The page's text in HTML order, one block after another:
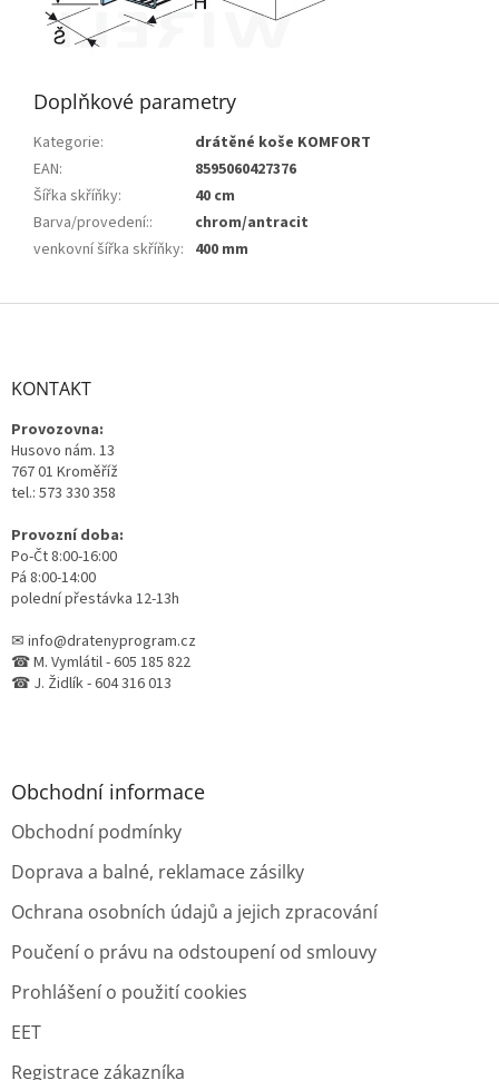
Doplňkové parametry
Kategorie:
drátěné koše KOMFORT
EAN:
8595060427376
Šířka skříňky:
40 cm
Barva/provedení::
chrom/antracit
venkovní šířka skříňky: 400 mm
Z
KONTAKT
Provozovna:
Husovo nám. 13
767 01 Kroměříž
tel.: 573 330 358
Provozní doba:
Po-Čt 8:00-16:00
Pá 8:00-14:00
polední přestávka 12-13h
✉ info@dratenyprogram.cz
☎ M. Vymlátil - 605 185 822
☎ J. Židlík - 604 316 013
Obchodní informace
Obchodní podmínky
Doprava a balné, reklamace zásilky
Ochrana osobních údajů a jejich zpracování
Poučení o právu na odstoupení od smlouvy
Prohlášení o použití cookies
EET
Registrace zákazníka